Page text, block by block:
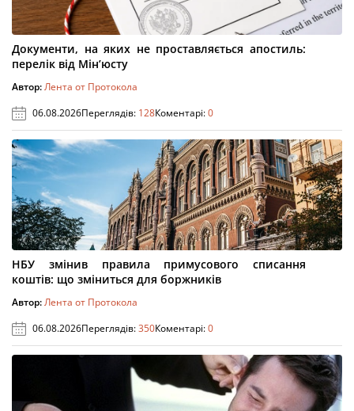
Документи, на яких не проставляється апостиль:
перелік від Мін’юсту
Автор:Лента от Протокола
06.08.2026Переглядів: 128Коментарі:0
НБУ змінив правила примусового списання
коштів: що зміниться для боржників
Автор:Лента от Протокола
06.08.2026Переглядів:350Коментарі:0